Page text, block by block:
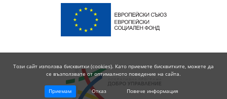
Този сайт използва бисквитки (cookies). Като приемете бисквитките, можете да
се възползвате от оптималното поведение на сайта.
Приемам Отказ Повече информация